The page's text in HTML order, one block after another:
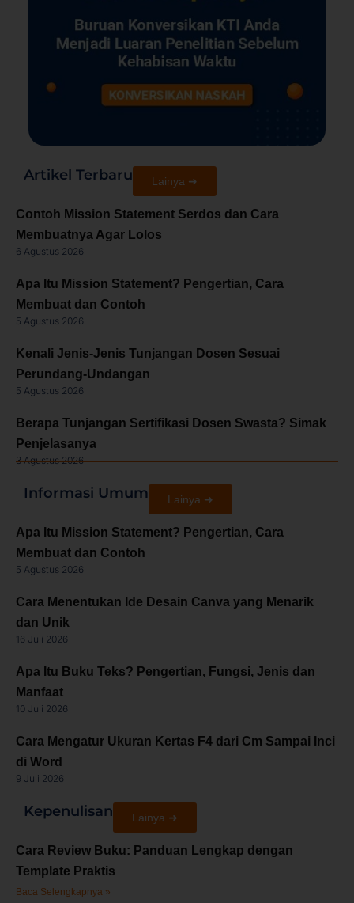
Artikel Terbaru Lainya ➜
Contoh Mission Statement Serdos dan Cara
Membuatnya Agar Lolos
6 Agustus 2026
Apa Itu Mission Statement? Pengertian, Cara
Membuat dan Contoh
5 Agustus 2026
Kenali Jenis-Jenis Tunjangan Dosen Sesuai
Perundang-Undangan
5 Agustus 2026
Berapa Tunjangan Sertifikasi Dosen Swasta? Simak
Penjelasanya
3 Agustus 2026
Informasi Umum Lainya ➜
Apa Itu Mission Statement? Pengertian, Cara
Membuat dan Contoh
5 Agustus 2026
Cara Menentukan Ide Desain Canva yang Menarik
dan Unik
16 Juli 2026
Apa Itu Buku Teks? Pengertian, Fungsi, Jenis dan
Manfaat
10 Juli 2026
Cara Mengatur Ukuran Kertas F4 dari Cm Sampai Inci
di Word
9 Juli 2026
Kepenulisan Lainya ➜
Cara Review Buku: Panduan Lengkap dengan
Template Praktis
Baca Selengkapnya »